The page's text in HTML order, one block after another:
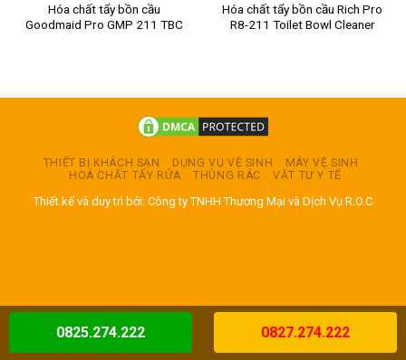
Hóa chất tẩy bồn cầu
Goodmaid Pro GMP 211 TBC
Hóa chất tẩy bồn cầu Rich Pro
R8-211 Toilet Bowl Cleaner
THIẾT BỊ KHÁCH SẠN DỤNG VỤ VỆ SINH
MÁY VỆ SINH
HOÁ CHẤT TẨY RỬA
THÙNG RÁC VẬT TƯ Y TẾ
Thiết kế và duy trì bởi: Công ty TNHH Thương Mại và Dịch Vụ R.O.C
0825.274.222 0827.274.222